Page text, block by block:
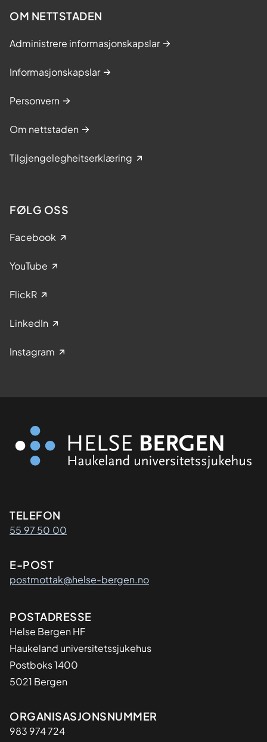
OM NETTSTADEN
Administrere informasjonskapslar
Informasjonskapslar
Personvern
Om nettstaden
Tilgjengelegheitserklæring
FØLG OSS
Facebook
YouTube
FlickR
LinkedIn
Instagram
Kontaktinformasjon
TELEFON
55 97 50 00
E-POST
postmottak@helse-bergen.no
Adresse
POSTADRESSE
Helse Bergen HF
Haukeland universitetssjukehus
Postboks 1400
5021 Bergen
Organisasjon
ORGANISASJONSNUMMER
983 974 724